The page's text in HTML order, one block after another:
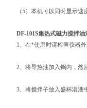
（5）本机可以同时显示速度
DF-101S集热式磁力搅拌油
1、在*使用时请检查仪器外
2、将导热油加入锅内，然后
3、将搅拌子放入盛杯溶液中